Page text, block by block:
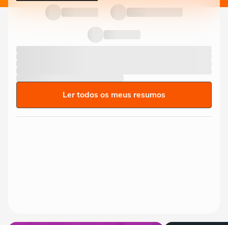
Ler todos os meus resumos